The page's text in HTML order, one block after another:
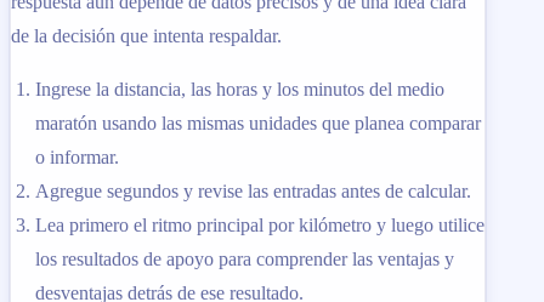
de la decisión que intenta respaldar.
Ingrese la distancia, las horas y los minutos del medio
maratón usando las mismas unidades que planea comparar
o informar.
Agregue segundos y revise las entradas antes de calcular.
Lea primero el ritmo principal por kilómetro y luego utilice
los resultados de apoyo para comprender las ventajas y
desventajas detrás de ese resultado.